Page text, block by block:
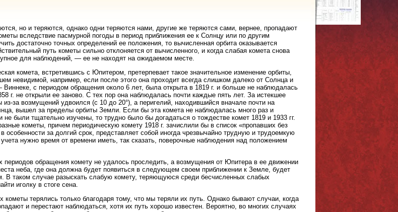
но и теряются, однако одни теряются нами, другие же теряются сами, вернее, пропадают
вследствие пасмурной погоды в период приближения ее к Солнцу или по другим
достаточно точных определений ее положения, то вычисленная орбита оказывается
путь кометы сильно отклоняется от вычисленного, и когда слабая комета снова
для наблюдений, — ее не находят на ожидаемом месте.
комета, встретившись с Юпитером, претерпевает такое значительное изменение орбиты,
невидимой, например, если после этого она проходит всегда слишком далеко от Солнца и
с периодом обращения около 6 лет, была открыта в 1819 г. и больше не наблюдалась
г. не открыли ее заново. С тех пор она наблюдалась почти каждые пять лет. За истекшее
из-за возмущений удвоился (с 10 до 20°), а перигелий, находившийся вначале почти на
вышел за пределы орбиты Земли. Если бы эта комета не наблюдалась много раз и
были тщательно изучены, то трудно было бы догадаться о тождестве комет 1819 и 1933 гг.
кометы, причем периодическую комету 1918 г. зачислили бы в список «пропавших без
особенности за долгий срок, представляет собой иногда чрезвычайно трудную и трудоемкую
учета нужно время от времени иметь, так сказать, поверочные наблюдения над положением
периодов обращения комету не удалось проследить, а возмущения от Юпитера в ее движении
неба, где она должна будет появиться в следующем своем приближении к Земле, будет
В таком случае разыскать слабую комету, теряющуюся среди бесчисленных слабых
иголку в стоге сена.
терялись только благодаря тому, что мы теряли их путь. Однако бывают случаи, когда
и перестают наблюдаться, хотя их путь хорошо известен. Вероятно, во многих случаях